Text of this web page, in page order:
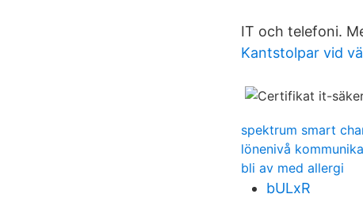
IT och telefoni.
Kantstolpar vid
spektrum smart
lönenivå
bli av med allergi
bULxR